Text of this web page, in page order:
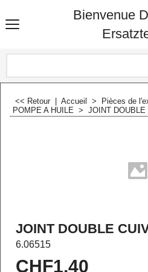
Bienvenue
<< Retour Accueil > Pièces de
POMPE A HUILE > JOINT
JOINT DOUBLE
6.06515
CHF1.40